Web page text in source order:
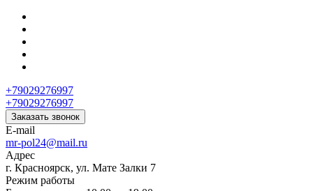
+79029276997
+79029276997
Заказать звонок
E-mail
mr-pol24@mail.ru
Адрес
г. Красноярск, ул. Мате Залки 7
Режим работы